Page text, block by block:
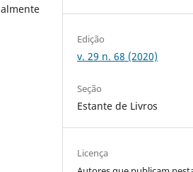
Edição
v. 29 n. 68 (2020)
Seção
Estante de Livros
Licença